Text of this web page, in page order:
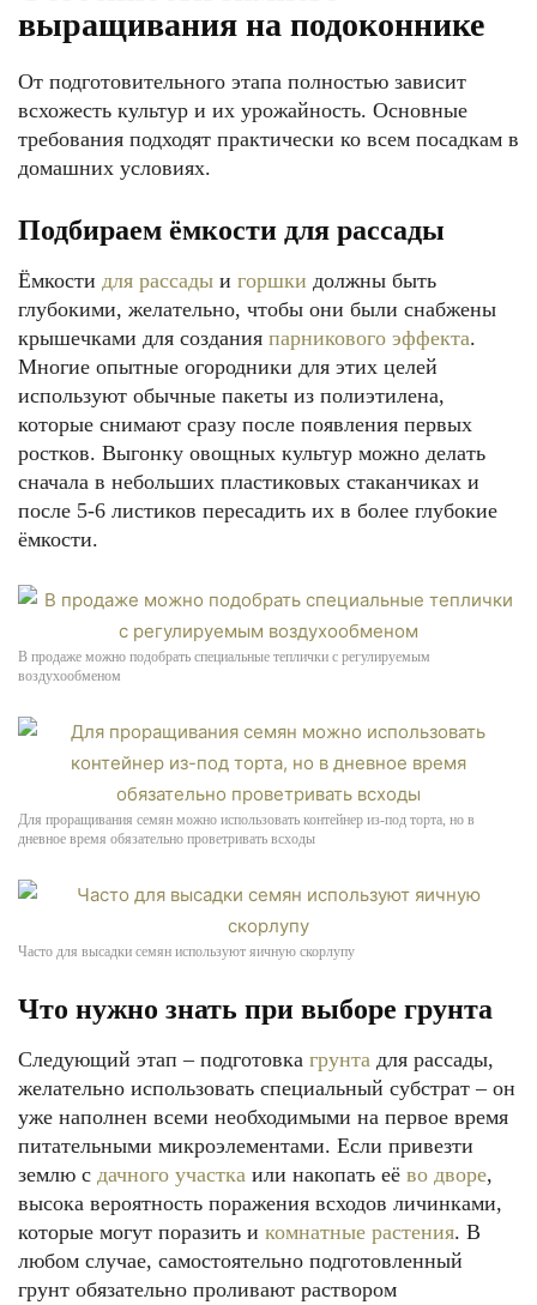
выращивания на подоконнике
От подготовительного этапа полностью зависит
всхожесть культур и их урожайность. Основные
требования подходят практически ко всем посадкам в
домашних условиях.
Подбираем ёмкости для рассады
Ёмкости для рассады и горшки должны быть
глубокими, желательно, чтобы они были снабжены
крышечками для создания парникового эффекта.
Многие опытные огородники для этих целей
используют обычные пакеты из полиэтилена,
которые снимают сразу после появления первых
ростков. Выгонку овощных культур можно делать
сначала в небольших пластиковых стаканчиках и
после 5-6 листиков пересадить их в более глубокие
ёмкости.
В продаже можно подобрать специальные теплички с регулируемым
воздухообменом
Для проращивания семян можно использовать контейнер из-под торта, но в
дневное время обязательно проветривать всходы
Часто для высадки семян используют яичную скорлупу
Что нужно знать при выборе грунта
Следующий этап – подготовка грунта для рассады,
желательно использовать специальный субстрат – он
уже наполнен всеми необходимыми на первое время
питательными микроэлементами. Если привезти
землю с дачного участка или накопать её во дворе,
высока вероятность поражения всходов личинками,
которые могут поразить и комнатные растения. В
любом случае, самостоятельно подготовленный
грунт обязательно проливают раствором